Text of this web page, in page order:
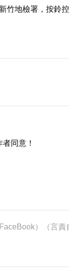
竹地檢署，按鈴
同意！
）（言